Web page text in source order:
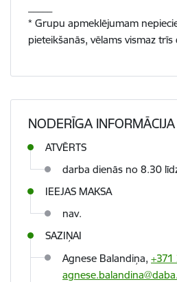
* Grupu apmeklējumam
pieteikšanās, vēlams vismaz trīs
NODERĪGA INFORMĀCIJA
ATVĒRTS
darba dienās no 8.30
IEEJAS MAKSA
nav.
SAZIŅAI
Agnese Balandiņa, +371